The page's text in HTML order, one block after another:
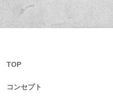
TOP
コンセプト